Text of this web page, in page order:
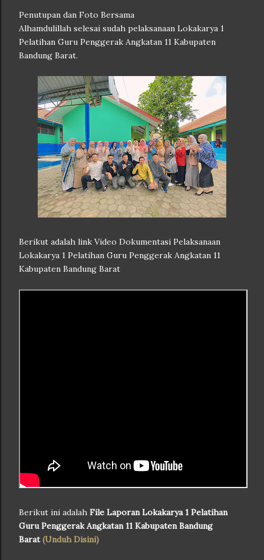
Penutupan dan Foto Bersama
Alhamdulillah selesai sudah pelaksanaan Lokakarya 1
Pelatihan Guru Penggerak Angkatan 11 Kabupaten
Bandung Barat.
Berikut adalah link Video Dokumentasi Pelaksanaan
Lokakarya 1 Pelatihan Guru Penggerak Angkatan 11
Kabupaten Bandung Barat
Berikut ini adalah File Laporan Lokakarya 1 Pelatihan
Guru Penggerak Angkatan 11 Kabupaten Bandung
Barat(Unduh Disini)